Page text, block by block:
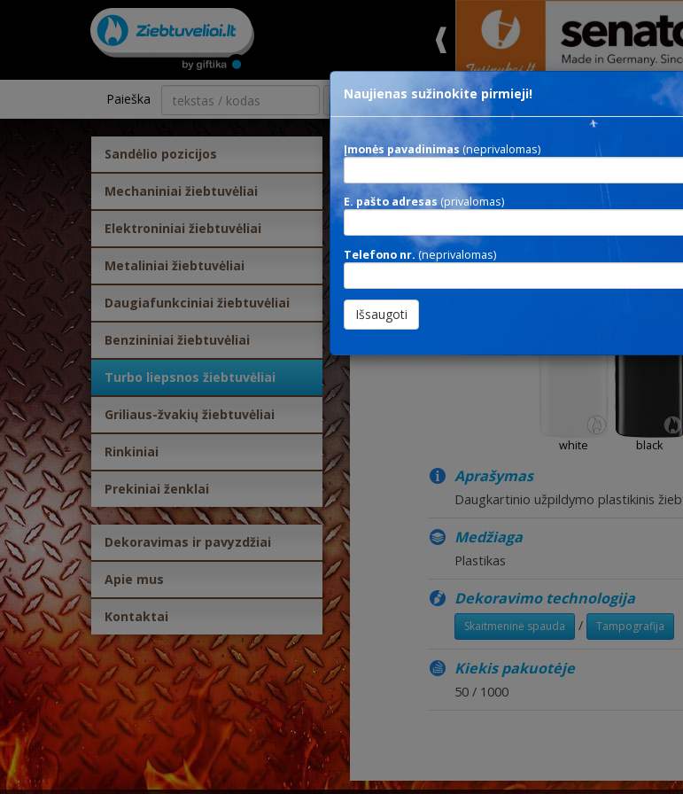
Paieška kategorija nesvarbi Ieškoti
Sandėlio pozicijos
Mechaniniai žiebtuvėliai
Elektroniniai žiebtuvėliai
Metaliniai žiebtuvėliai
Daugiafunkciniai žiebtuvėliai
Benzininiai žiebtuvėliai
Turbo liepsnos žiebtuvėliai
Griliaus-žvakių žiebtuvėliai
Rinkiniai
Prekiniai ženklai
Dekoravimas ir pavyzdžiai
Apie mus
Kontaktai
white black
Aprašymas
Daugkartinio užpildymo plastikinis
Medžiaga
Plastikas
Dekoravimo technologija
Skaitmeninė spauda / Tampografija
Kiekis pakuotėje
50 / 1000
Naujienas sužinokite pirmieji!
Įmonės pavadinimas (neprivalomas)
E. pašto adresas (privalomas)
Telefono nr.(neprivalomas)